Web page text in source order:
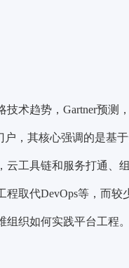
技术趋势，Gartner预测
户，其核心强调的是基
，云工具链和服务打通、
程取代DevOps等，而
组织如何实践平台工程